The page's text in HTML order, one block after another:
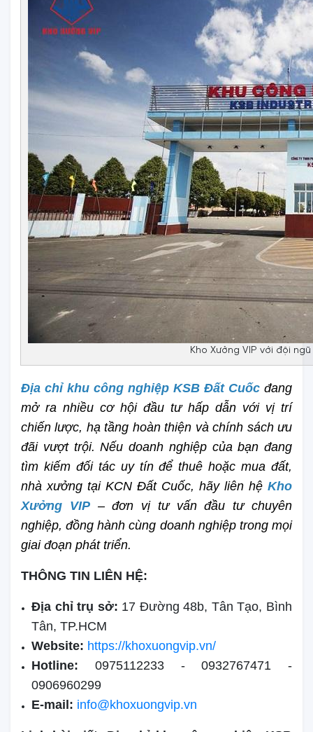
Kho Xưởng VIP với đội
Địa chỉ khu công nghiệp KSB Đất Cuốc đang
mở ra nhiều cơ hội đầu tư hấp dẫn với vị trí
chiến lược, hạ tầng hoàn thiện và chính sách ưu
đãi vượt trội. Nếu doanh nghiệp của bạn đang
tìm kiếm đối tác uy tín để thuê hoặc mua đất,
nhà xưởng tại KCN Đất Cuốc, hãy liên hệ Kho
Xưởng VIP – đơn vị tư vấn đầu tư chuyên
nghiệp, đồng hành cùng doanh nghiệp trong mọi
giai đoạn phát triển.
THÔNG TIN LIÊN HỆ:
Địa chỉ trụ sở: 17 Đường 48b, Tân Tạo, Bình
Tân, TP.HCM
Website: https://khoxuongvip.vn/
Hotline: 0975112233 - 0932767471 -
0906960299
E-mail: info@khoxuongvip.vn